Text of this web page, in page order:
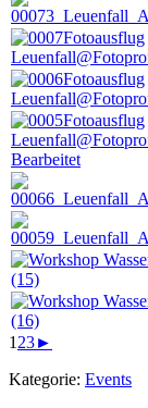
1 23►
Kategorie: Events